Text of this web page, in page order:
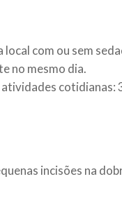
com ou sem
no mesmo dia.
cotidianas:
incisões na